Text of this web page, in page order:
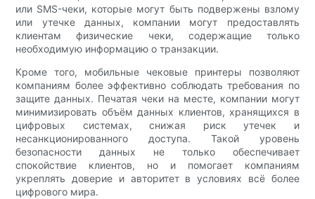
или SMS-чеки, которые могут быть подвержены взлому
или утечке данных, компании могут предоставлять
клиентам физические чеки, содержащие только
необходимую информацию о транзакции.
Кроме того, мобильные чековые принтеры позволяют
компаниям более эффективно соблюдать требования по
защите данных. Печатая чеки на месте, компании могут
минимизировать объём данных клиентов, хранящихся в
цифровых системах, снижая риск утечек и
несанкционированного доступа. Такой уровень
безопасности данных не только обеспечивает
спокойствие клиентов, но и помогает компаниям
укреплять доверие и авторитет в условиях всё более
цифрового мира.